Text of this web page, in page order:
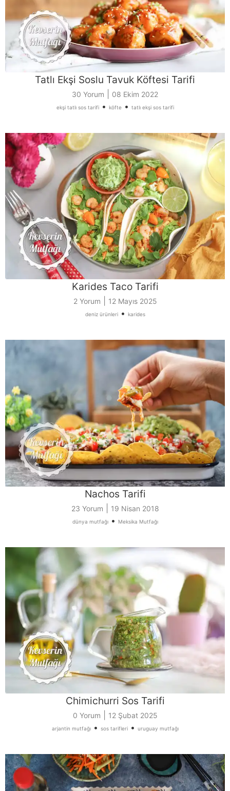
Tatlı Ekşi Soslu Tavuk Köftesi Tarifi
30 Yorum 08 Ekim 2022
ekşi tatlı sos tarifi• köfte• tatlı ekşi sos tarifi
Karides Taco Tarifi
2 Yorum 12 Mayıs 2025
deniz ürünleri• karides
Nachos Tarifi
23 Yorum 19 Nisan 2018
dünya mutfağı• Meksika Mutfağı
Chimichurri Sos Tarifi
0 Yorum 12 Şubat 2025
arjantin mutfağı• sos tarifleri• uruguay mutfağı